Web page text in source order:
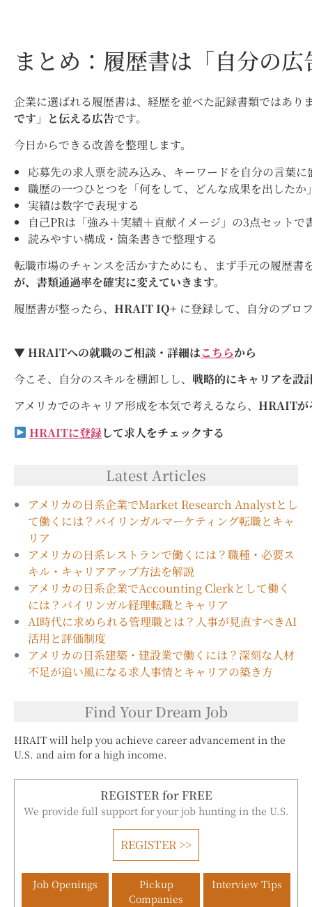
まとめ：履歴書は「自分の
企業に選ばれる履歴書は、経歴を並べた記録書類ではあり
です」と伝える広告です。
今日からできる改善を整理します。
応募先の求人票を読み込み、キーワードを自分の言葉に
職歴の一つひとつを「何をして、どんな成果を出したか
実績は数字で表現する
自己PRは「強み＋実績＋貢献イメージ」の3点セットで
読みやすい構成・箇条書きで整理する
転職市場のチャンスを活かすためにも、まず手元の履歴書
が、書類通過率を確実に変えていきます。
履歴書が整ったら、 HRAIT IQ+ に登録して、自分のプロ
▼ HRAITへの就職のご相談・詳細はこちらから
今こそ、自分のスキルを棚卸しし、 戦略的にキャリアを設
アメリカでのキャリア形成を本気で考えるなら、 HRAITが
HRAITに登録して求人をチェックする
Latest Articles
アメリカの日系企業でMarket Research Analystとし
て働くには？バイリンガルマーケティング転職とキャ
リア
アメリカの日系レストランで働くには？職種・必要ス
キル・キャリアアップ方法を解説
アメリカの日系企業でAccounting Clerkとして働く
には？バイリンガル経理転職とキャリア
AI時代に求められる管理職とは？人事が見直すべきAI
活用と評価制度
アメリカの日系建築・建設業で働くには？深刻な人材
不足が追い風になる求人事情とキャリアの築き方
Find Your Dream Job
HRAIT will help you achieve career advancement in the
U.S. and aim for a high income.
REGISTER for FREE
We provide full support for your job hunting in the U.S.
REGISTER >>
Job Openings
Pickup
Companies
Interview Tips